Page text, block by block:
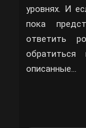
уровнях. И
пока
ответить
обратиться
описанные…